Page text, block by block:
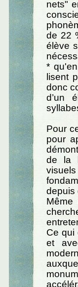
nets"
de 22
élève
*
lisent
donc
d’un
Pour
pour
de la
depuis
Ce qui
et